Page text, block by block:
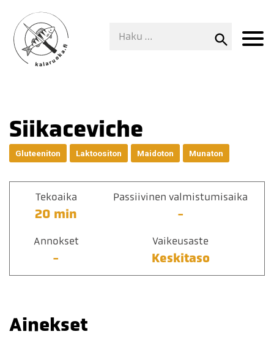
Siikaceviche
Gluteeniton Laktoositon Maidoton Munaton
Tekoaika
20 min
Passiivinen valmistumisaika
-
Annokset
-
Vaikeusaste
Keskitaso
Ainekset